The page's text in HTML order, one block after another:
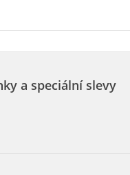
a speciální slevy